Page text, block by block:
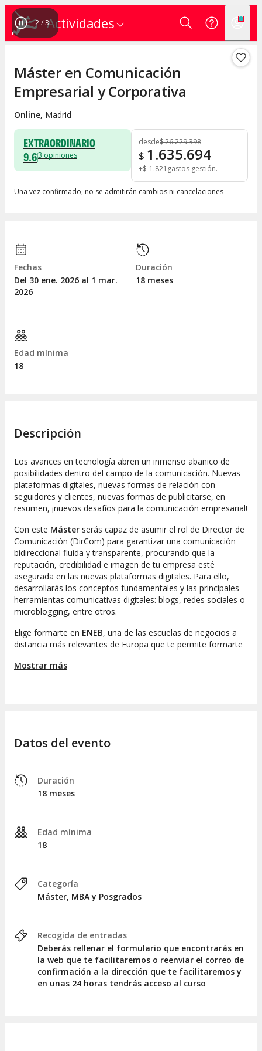
Actividades
2/3
Máster en Comunicación
Empresarial y Corporativa
Online, Madrid
EXTRAORDINARIO
9.63 opiniones
desde$26.229.398
$ 1.635.694
+$ 1.821 gastos gestión
Una vez confirmado, no se admitirán cambios ni cancelaciones
Fechas
Del 30 ene. 2026 al 1 mar.
2026
Duración
18 meses
Edad mínima
18
Descripción
Los avances en tecnología abren un inmenso abanico de
posibilidades dentro del campo de la comunicación. Nuevas
plataformas digitales, nuevas formas de relación con
seguidores y clientes, nuevas formas de publicitarse, en
resumen, ¡nuevos desafíos para la comunicación empresarial!
Con este Máster serás capaz de asumir el rol de Director de
Comunicación (DirCom) para garantizar una comunicación
bidireccional fluida y transparente, procurando que la
reputación, credibilidad e imagen de tu empresa esté
asegurada en las nuevas plataformas digitales. Para ello,
desarrollarás los conceptos fundamentales y las principales
herramientas comunicativas digitales: blogs, redes sociales o
microblogging, entre otros.
Elige formarte en ENEB, una de las escuelas de negocios a
distancia más relevantes de Europa que te permite formarte
de todos los profesores y tutores.
Business English Program Certificate (gratuito y
expediente y expedición de título.
Acceso a todo el temario desde el primer día.
expertos invitados.
Sala de Networking a través de la Comunidad ENEB.
Registro en la bolsa de empleo de la escuela.
Al finalizar tus estudios obtendrás tres certificaciones
universitarias:
Máster en Comunicación Empresarial y Corporativa
Mostrar más
Datos del evento
Duración
18 meses
Edad mínima
18
Categoría
Máster, MBA y Posgrados
Recogida de entradas
Deberás rellenar el formulario que encontrarás en
la web que te facilitaremos o reenviar el correo de
confirmación a la dirección que te facilitaremos y
en unas 24 horas tendrás acceso al curso